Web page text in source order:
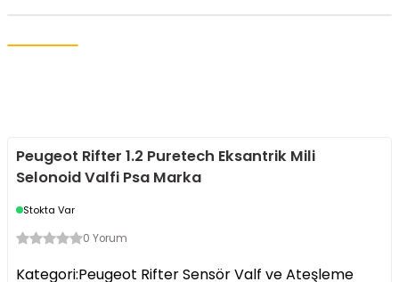
Peugeot Rifter 1.2 Puretech Eksantrik Mili
Selonoid Valfi Psa Marka
Stokta Var
0 Yorum
Kategori:Peugeot Rifter Sensör Valf ve Ateşleme